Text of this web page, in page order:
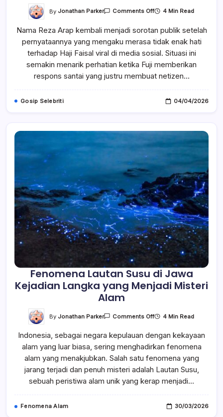
By Jonathan Parker Comments OffOn
Akui
Tak
Enak
Hati
Ke
Haji
Faisal,
Respons
Kaget
4 Min Read
Nama Reza Arap kembali menjadi sorotan publik setelah
pernyataannya yang mengaku merasa tidak enak hati
terhadap Haji Faisal viral di media sosial. Situasi ini
semakin menarik perhatian ketika Fuji memberikan
respons santai yang justru membuat netizen…
Gosip Selebriti 04/04/2026
Fenomena Lautan Susu di Jawa
Kejadian Langka yang Menjadi Misteri
Alam
By Jonathan Parker Comments OffOn
Susu
Jawa
Langka
Yang
Menjadi
Misteri
Alam
4 Min Read
Indonesia, sebagai negara kepulauan dengan kekayaan
alam yang luar biasa, sering menghadirkan fenomena
alam yang menakjubkan. Salah satu fenomena yang
jarang terjadi dan penuh misteri adalah Lautan Susu,
sebuah peristiwa alam unik yang kerap menjadi…
Fenomena Alam 30/03/2026